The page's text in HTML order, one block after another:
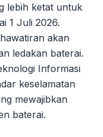
lebih ketat untuk
1 Juli 2026.
akan
ledakan baterai.
Informasi
keselamatan
mewajibkan
baterai.